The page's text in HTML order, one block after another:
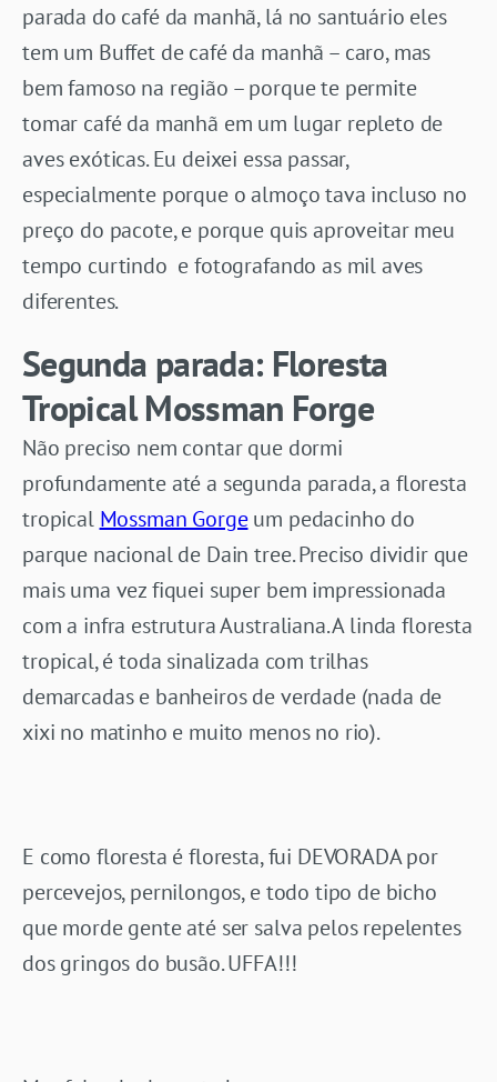
parada do café da manhã, lá no santuário eles
tem um Buffet de café da manhã – caro, mas
bem famoso na região – porque te permite
tomar café da manhã em um lugar repleto de
aves exóticas. Eu deixei essa passar,
especialmente porque o almoço tava incluso no
preço do pacote, e porque quis aproveitar meu
tempo curtindo e fotografando as mil aves
diferentes.
Segunda parada: Floresta
Tropical Mossman Forge
Não preciso nem contar que dormi
profundamente até a segunda parada, a floresta
tropical Mossman Gorgeum pedacinho do
parque nacional de Dain tree. Preciso dividir que
mais uma vez fiquei super bem impressionada
com a infra estrutura Australiana. A linda floresta
tropical, é toda sinalizada com trilhas
demarcadas e banheiros de verdade (nada de
xixi no matinho e muito menos no rio).
E como floresta é floresta, fui DEVORADA por
percevejos, pernilongos, e todo tipo de bicho
que morde gente até ser salva pelos repelentes
dos gringos do busão. UFFA!!!